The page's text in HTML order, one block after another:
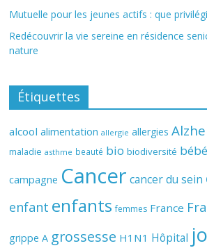
Mutuelle pour les jeunes actifs : que
Redécouvrir la vie sereine en résidence
nature
Étiquettes
alcool alimentation allergie allergies
maladie asthme beauté bio biodiversité
campagne Cancer cancer du sein
enfant enfants femmes France
grippe A grossesse H1N1 Hôpital